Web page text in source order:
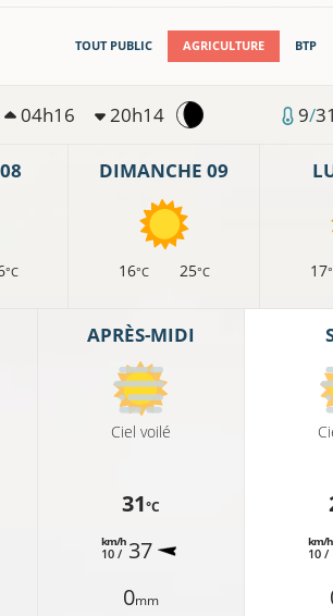
TOUT PUBLIC AGRICULTURE BTP
04h16 20h14 9/31
°C
DIMANCHE 09
16°C 25°C 17
APRÈS-MIDI
Ciel voilé
31°C
10 /
km/h 37
0mm
10 /
km/h